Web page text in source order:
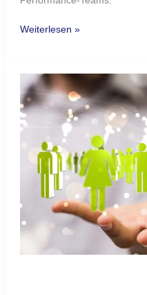
Weiterlesen »
Krankenstand
senken
–
Wie
Führungskräfte
Einfluss
nehmen.